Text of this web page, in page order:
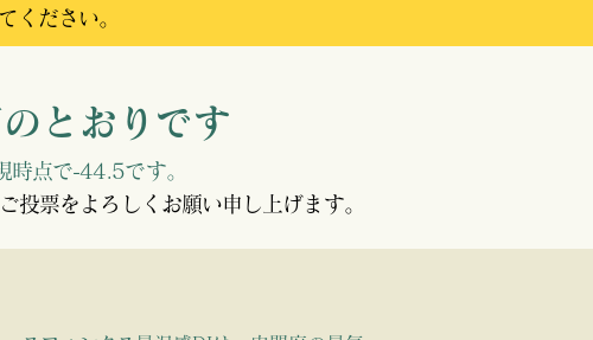
ください。
とおりです
点で-44.5です。
投票をよろしくお願い申し上げます。